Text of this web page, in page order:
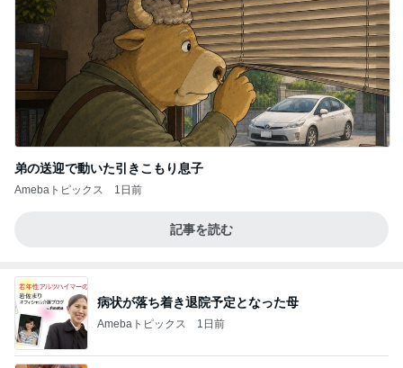
弟の送迎で動いた引きこもり息子
Amebaトピックス 1日前
記事を読む
病状が落ち着き退院予定となった母
Amebaトピックス 1日前